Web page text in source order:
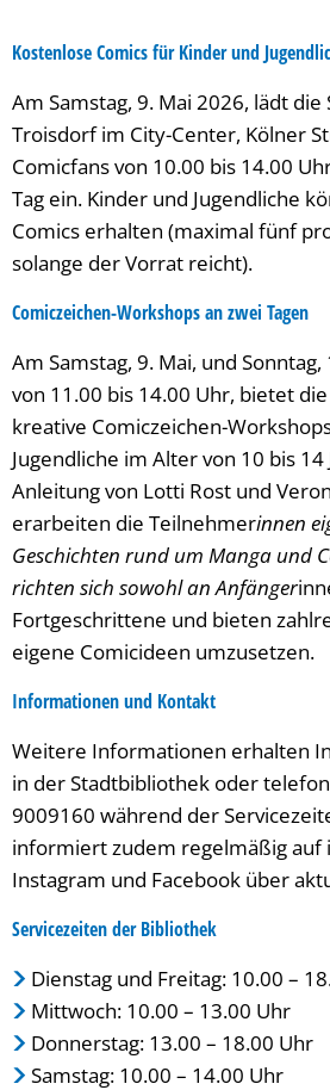
Kostenlose Comics für Kinder und
Am Samstag, 9. Mai 2026, lädt
Troisdorf im City-Center, Kölner
Comicfans von 10.00 bis 14.00
Tag ein. Kinder und Jugendliche
Comics erhalten (maximal fünf
solange der Vorrat reicht).
Comiczeichen-Workshops an zwei Tagen
Am Samstag, 9. Mai, und
von 11.00 bis 14.00 Uhr, bietet
kreative Comiczeichen-
Jugendliche im Alter von 10 bis
Anleitung von Lotti Rost und
erarbeiten die Teilnehmerinnen
Geschichten rund um Manga und
richten sich sowohl an Anfänger
Fortgeschrittene und bieten
eigene Comicideen umzusetzen.
Informationen und Kontakt
Weitere Informationen erhalten
in der Stadtbibliothek oder
9009160 während der
informiert zudem regelmäßig auf
Instagram und Facebook über
Servicezeiten der Bibliothek
Dienstag und Freitag: 10.00 –
Mittwoch: 10.00 – 13.00 Uhr
Donnerstag: 13.00 – 18.00 Uhr
Samstag: 10.00 – 14.00 Uhr